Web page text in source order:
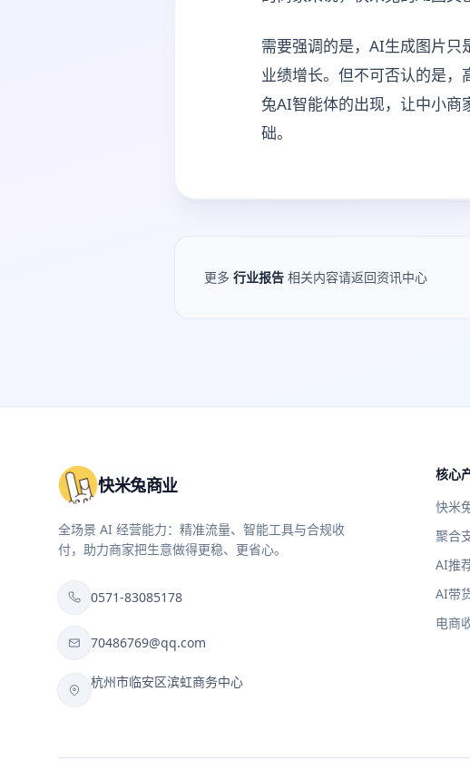
需要强调的是，AI生成图片只
业绩增长。但不可否认的是
兔AI智能体的出现，让中小商
础。
更多 行业报告 相关内容请返回资讯中心
快米兔商业
全场景 AI 经营能力：精准流量、智能工具与合规收
付，助力商家把生意做得更稳、更省心。
0571-83085178
70486769@qq.com
杭州市临安区滨虹商务中心
核心
快米
聚合
AI推
AI带
电商